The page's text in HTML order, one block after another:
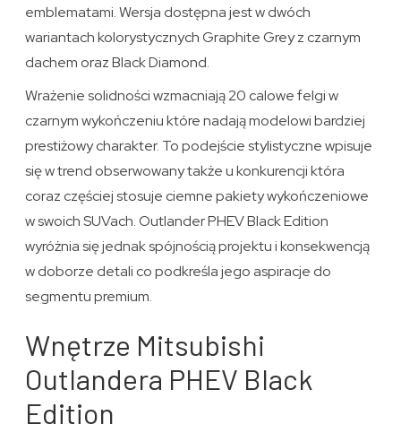
emblematami. Wersja dostępna jest w dwóch
wariantach kolorystycznych Graphite Grey z czarnym
dachem oraz Black Diamond.
Wrażenie solidności wzmacniają 20 calowe felgi w
czarnym wykończeniu które nadają modelowi bardziej
prestiżowy charakter. To podejście stylistyczne wpisuje
się w trend obserwowany także u konkurencji która
coraz częściej stosuje ciemne pakiety wykończeniowe
w swoich SUVach. Outlander PHEV Black Edition
wyróżnia się jednak spójnością projektu i konsekwencją
w doborze detali co podkreśla jego aspiracje do
segmentu premium.
Wnętrze Mitsubishi
Outlandera PHEV Black
Edition